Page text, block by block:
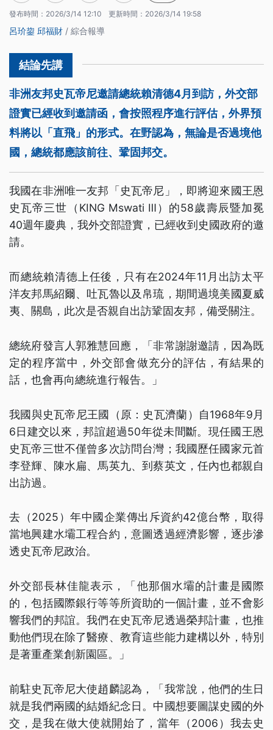
發布時間： 2026/3/14 12:10 更新時間： 2026/3/14 19:58
呂玠鋆 邱福財 / 綜合報導
非洲友邦史瓦帝尼邀請總統賴清德4月到訪，外交部
證實已經收到邀請函，會按照程序進行評估，外界預
料將以「直飛」的形式。在野認為，無論是否過境他
國，總統都應該前往、鞏固邦交。
我國在非洲唯一友邦「史瓦帝尼」，即將迎來國王恩
史瓦帝三世（KING Mswati Ⅲ）的58歲壽辰暨加冕
40週年慶典，我外交部證實，已經收到史國政府的邀
請。
而總統賴清德上任後，只有在2024年11月出訪太平
洋友邦馬紹爾、吐瓦魯以及帛琉，期間過境美國夏威
夷、關島，此次是否親自出訪鞏固友邦，備受關注。
總統府發言人郭雅慧回應，「非常謝謝邀請，因為既
定的程序當中，外交部會做充分的評估，有結果的
話，也會再向總統進行報告。」
我國與史瓦帝尼王國（原：史瓦濟蘭）自1968年9月
6日建交以來，邦誼超過50年從未間斷。現任國王恩
史瓦帝三世不僅曾多次訪問台灣；我國歷任國家元首
李登輝、陳水扁、馬英九、到蔡英文，任內也都親自
出訪過。
去（2025）年中國企業傳出斥資約42億台幣，取得
當地興建水壩工程合約，意圖透過經濟影響，逐步滲
透史瓦帝尼政治。
外交部長林佳龍表示，「他那個水壩的計畫是國際
的，包括國際銀行等等所資助的一個計畫，並不會影
響我們的邦誼。我們在史瓦帝尼透過榮邦計畫，也推
動他們現在除了醫療、教育這些能力建構以外，特別
是著重產業創新園區。」
前駐史瓦帝尼大使趙麟認為，「我常說，他們的生日
就是我們兩國的結婚紀念日。中國想要圖謀史國的外
交，是我在做大使就開始了，當年（2006）我去史